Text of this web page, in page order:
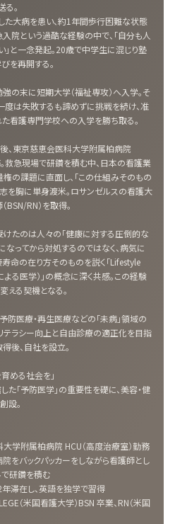
。
た大病を患い、約1年間歩行困難な状態
院という過酷な経験の中で、「自分も人
と一念発起。20歳で中学生に混じり塾
を再開する。
の末に短期大学（福祉専攻）へ入学。そ
度は失敗するも諦めずに挑戦を続け、准
看護専門学校への入学を勝ち取る。
、東京慈恵会医科大学附属柏病院
救急現場で研鑽を積む中、日本の看護業
の課題に直面し、「この仕組みそのもの
を胸に単身渡米。ロサンゼルスの看護大
BSN/RN）を取得。
たのは人々の「健康に対する圧倒的な
なってから対処するのではなく、病気に
命の在り方そのものを説く「Lifestyle
る医学）」の概念に深く共感。この経験
える契機となる。
防医療・再生医療などの「未病」領域の
テラシー向上と自由診療の適正化を目指
得後、自社を設立。
める社会を」
た「予防医学」の重要性を礎に、美容・健
設。
学附属柏病院 HCU（高度治療室）勤務
をバックパッカーをしながら看護師とし
研鑽を積む
滞在し、英語を独学で習得
（米国看護大学）BSN 卒業、RN（米国